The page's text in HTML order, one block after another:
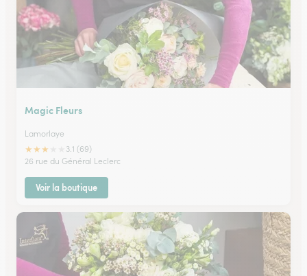
Magic Fleurs
Lamorlaye
★★★
3.1 (69)
26 rue du Général Leclerc
Voir la boutique